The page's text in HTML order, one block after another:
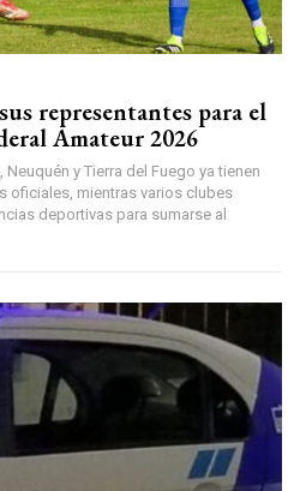
representantes para el
Amateur 2026
Neuquén y Tierra del Fuego ya tienen
oficiales, mientras varios clubes
deportivas para sumarse al